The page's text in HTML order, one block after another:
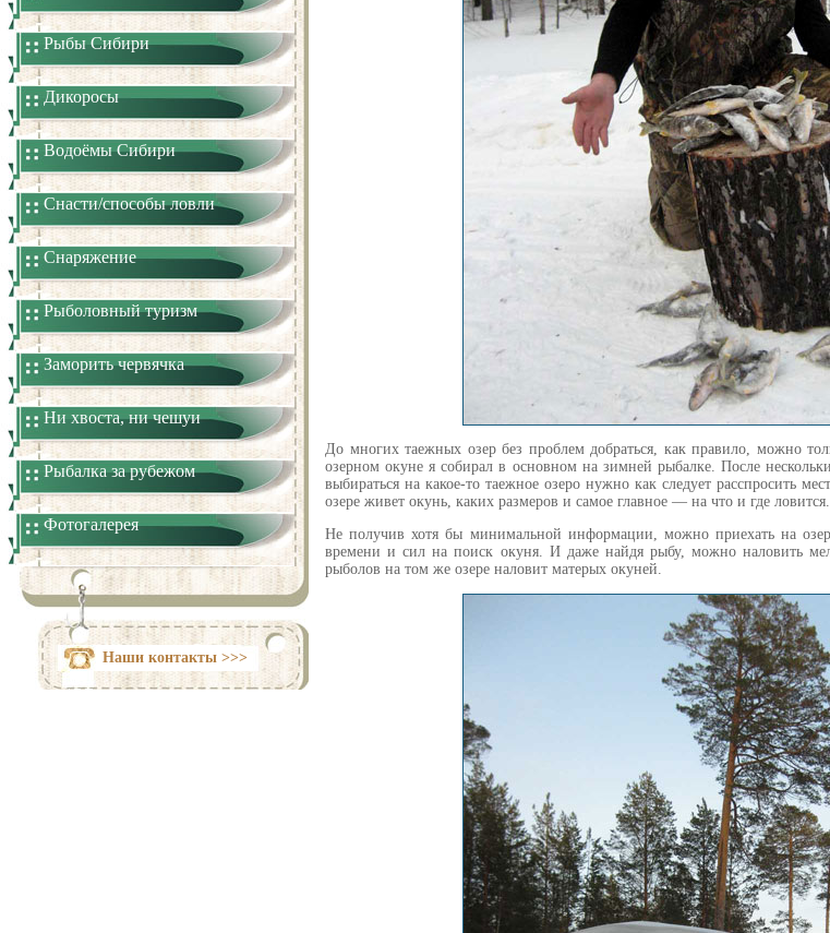
Рыбы Сибири
Дикоросы
Водоёмы Сибири
Снасти/способы ловли
Снаряжение
Рыболовный туризм
Заморить червячка
Ни хвоста, ни чешуи
Рыбалка за рубежом
Фотогалерея
Наши контакты >>>
До многих таежных озер без проблем добраться, как правило, можно
озерном окуне я собирал в основном на зимней рыбалке. После
выбираться на какое-то таежное озеро нужно как следует расспросить
озере живет окунь, каких размеров и самое главное — на что и где ловится.
Не получив хотя бы минимальной информации, можно приехать на
времени и сил на поиск окуня. И даже найдя рыбу, можно наловить
рыболов на том же озере наловит матерых окуней.